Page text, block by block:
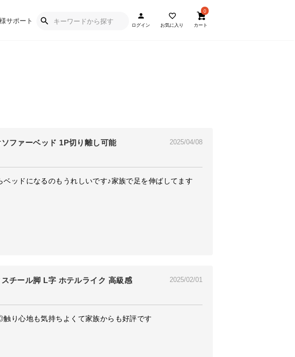
サポート
ログイン お気に入り
0
カート
ファーベッド 1P切り離し可能 2025/04/08
ッドになるのもうれしいです♪家族で足を伸ばしてます
チール脚 L字 ホテルライク 高級感 2025/02/01
り心地も気持ちよくて家族からも好評です